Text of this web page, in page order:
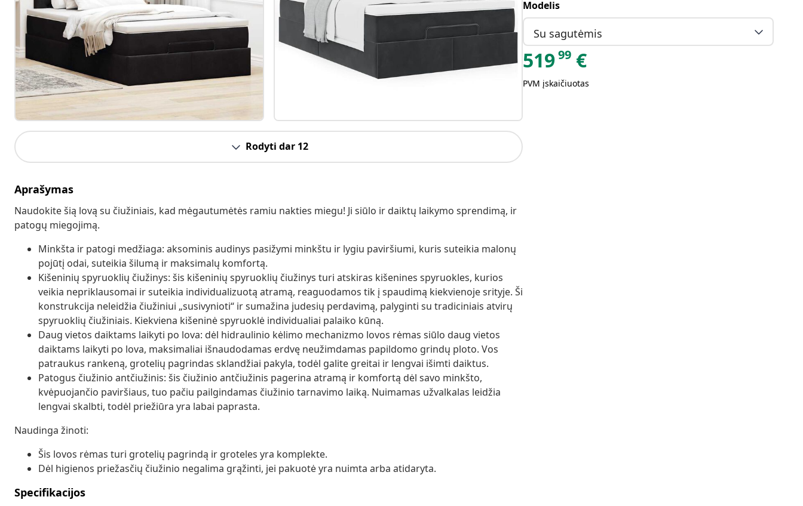
Rodyti dar 12
Aprašymas
Naudokite šią lovą su čiužiniais, kad mėgautumėtės ramiu nakties miegu! Ji siūlo ir daiktų laikymo sprendimą, ir
patogų miegojimą.
Minkšta ir patogi medžiaga: aksominis audinys pasižymi minkštu ir lygiu paviršiumi, kuris suteikia malonų
pojūtį odai, suteikia šilumą ir maksimalų komfortą.
Kišeninių spyruoklių čiužinys: šis kišeninių spyruoklių čiužinys turi atskiras kišenines spyruokles, kurios
veikia nepriklausomai ir suteikia individualizuotą atramą, reaguodamos tik į spaudimą kiekvienoje srityje. Ši
konstrukcija neleidžia čiužiniui „susivynioti“ ir sumažina judesių perdavimą, palyginti su tradiciniais atvirų
spyruoklių čiužiniais. Kiekviena kišeninė spyruoklė individualiai palaiko kūną.
Daug vietos daiktams laikyti po lova: dėl hidraulinio kėlimo mechanizmo lovos rėmas siūlo daug vietos
daiktams laikyti po lova, maksimaliai išnaudodamas erdvę neužimdamas papildomo grindų ploto. Vos
patraukus rankeną, grotelių pagrindas sklandžiai pakyla, todėl galite greitai ir lengvai išimti daiktus.
Patogus čiužinio antčiužinis: šis čiužinio antčiužinis pagerina atramą ir komfortą dėl savo minkšto,
kvėpuojančio paviršiaus, tuo pačiu pailgindamas čiužinio tarnavimo laiką. Nuimamas užvalkalas leidžia
lengvai skalbti, todėl priežiūra yra labai paprasta.
Naudinga žinoti:
Šis lovos rėmas turi grotelių pagrindą ir groteles yra komplekte.
Dėl higienos priežasčių čiužinio negalima grąžinti, jei pakuotė yra nuimta arba atidaryta.
Specifikacijos
Modelis
Su sagutėmis
51999 €
PVM įskaičiuotas